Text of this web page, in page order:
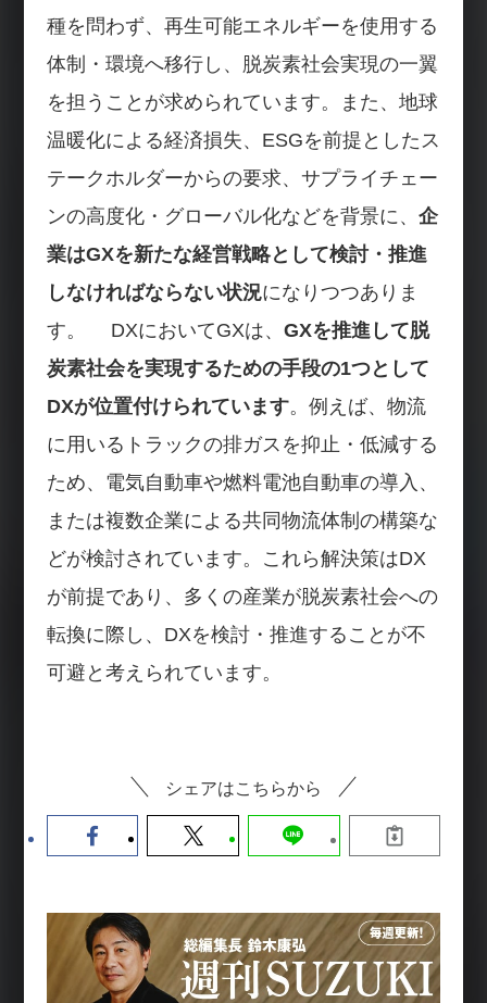
種を問わず、再生可能エネルギーを使用する
体制・環境へ移行し、脱炭素社会実現の一翼
を担うことが求められています。また、地球
温暖化による経済損失、ESGを前提としたス
テークホルダーからの要求、サプライチェー
ンの高度化・グローバル化などを背景に、 企
業はGXを新たな経営戦略として検討・推進
しなければならない状況になりつつありま
す。 DXにおいてGXは、 GXを推進して脱
炭素社会を実現するための手段の1つとして
DXが位置付けられています。例えば、物流
に用いるトラックの排ガスを抑止・低減する
ため、電気自動車や燃料電池自動車の導入、
または複数企業による共同物流体制の構築な
どが検討されています。これら解決策はDX
が前提であり、多くの産業が脱炭素社会への
転換に際し、DXを検討・推進することが不
可避と考えられています。
シェアはこちらから